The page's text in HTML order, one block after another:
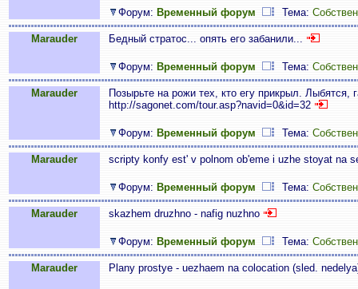
Форум: Временный форум Тема:
Marauder Бедный стратос... опять его забанили...
Форум: Временный форум Тема:
Marauder
Позырьте на рожи тех, кто егу прикрыл. Лыбятся,
http://sagonet.com/tour.asp?navid=0&id=32
Форум: Временный форум Тема:
Marauder scripty konfy est' v polnom ob'eme i uzhe stoyat na
Форум: Временный форум Тема:
Marauder skazhem druzhno - nafig nuzhno
Форум: Временный форум Тема:
Marauder Plany prostye - uezhaem na colocation (sled.